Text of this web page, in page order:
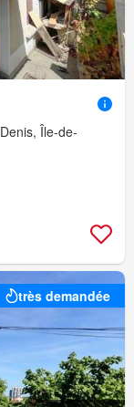
Île-de-
très demandée